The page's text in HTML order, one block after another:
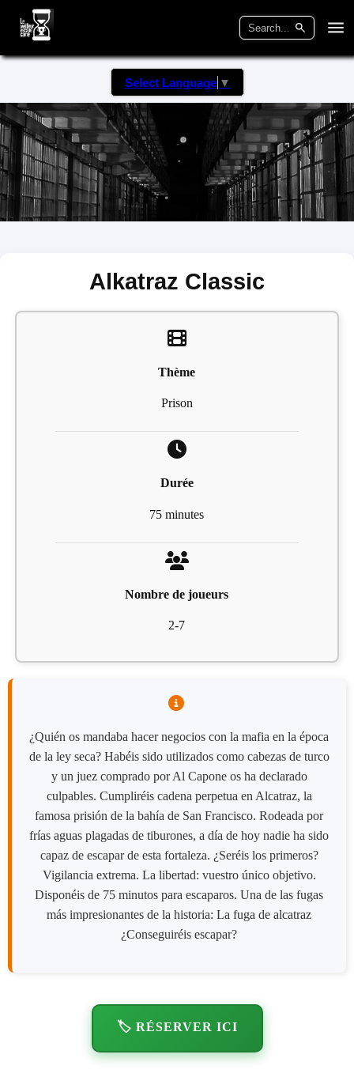
Select Language ▼
Alkatraz Classic
Thème
Prison
Durée
75 minutes
Nombre de joueurs
2-7
¿Quién os mandaba hacer negocios con la mafia en la época
de la ley seca? Habéis sido utilizados como cabezas de turco
y un juez comprado por Al Capone os ha declarado
culpables. Cumpliréis cadena perpetua en Alcatraz, la
famosa prisión de la bahía de San Francisco. Rodeada por
frías aguas plagadas de tiburones, a día de hoy nadie ha sido
capaz de escapar de esta fortaleza. ¿Seréis los primeros?
Vigilancia extrema. La libertad: vuestro único objetivo.
Disponéis de 75 minutos para escaparos. Una de las fugas
más impresionantes de la historia: La fuga de alcatraz
¿Conseguiréis escapar?
🏷️ RÉSERVER ICI